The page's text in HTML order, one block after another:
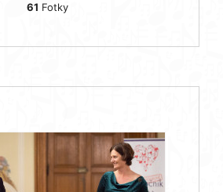
61 Fotky